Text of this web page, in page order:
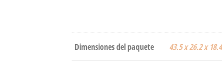
Dimensiones del paquete ‎43.5 x 26.2 x